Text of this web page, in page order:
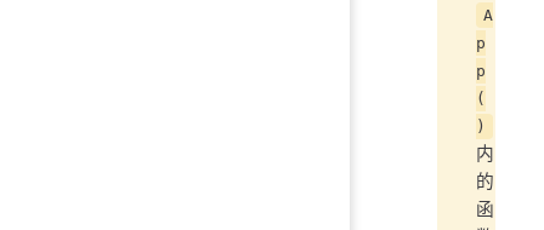
A
p
p
(
)
内
的
函